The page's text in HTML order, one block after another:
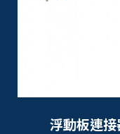
浮動板連